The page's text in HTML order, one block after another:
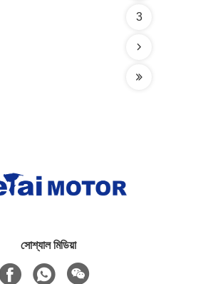
3
সোশ্যাল মিডিয়া